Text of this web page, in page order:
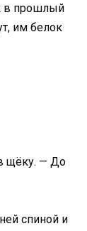
в прошлый
им белок
щёку. — До
спиной и